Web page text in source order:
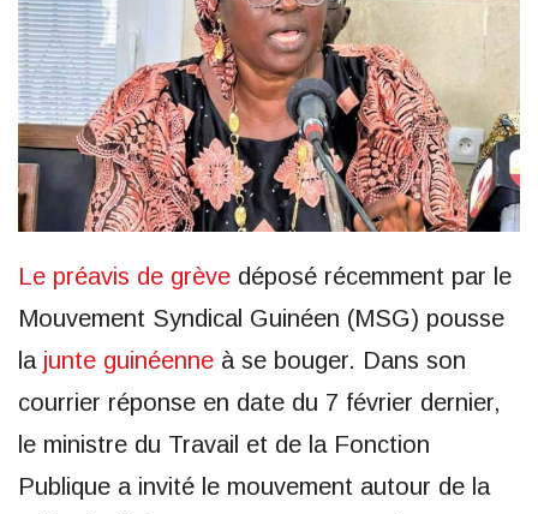
Le préavis de grève déposé récemment par le
Mouvement Syndical Guinéen (MSG) pousse
la junte guinéenne à se bouger. Dans son
courrier réponse en date du 7 février dernier,
le ministre du Travail et de la Fonction
Publique a invité le mouvement autour de la